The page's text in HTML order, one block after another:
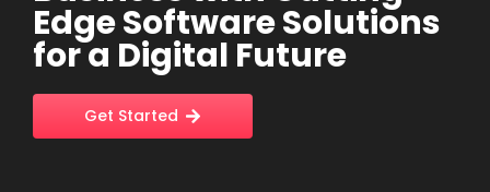
Edge Software Solutions
for a Digital Future
Get Started